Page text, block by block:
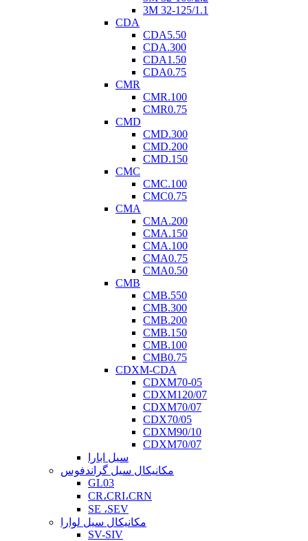
3M 32-125/1.1
CDA
CDA5.50
CDA.300
CDA1.50
CDA0.75
CMR
CMR.100
CMR0.75
CMD
CMD.300
CMD.200
CMD.150
CMC
CMC.100
CMC0.75
CMA
CMA.200
CMA.150
CMA.100
CMA0.75
CMA0.50
CMB
CMB.550
CMB.300
CMB.200
CMB.150
CMB.100
CMB0.75
CDXM-CDA
CDXM70-05
CDXM120/07
CDXM70/07
CDX70/05
CDXM90/10
CDXM70/07
سیل ابارا
مکانیکال سیل گراندفوس
GL03
CR،CRI،CRN
SE ،SEV
مکانیکال سیل لوارا
SV-SIV